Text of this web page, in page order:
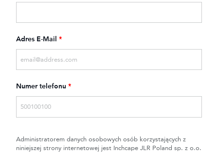
Adres E-Mail *
Numer telefonu *
Administratorem danych osobowych osób korzystających z
niniejszej strony internetowej jest Inchcape JLR Poland sp. z o.o.